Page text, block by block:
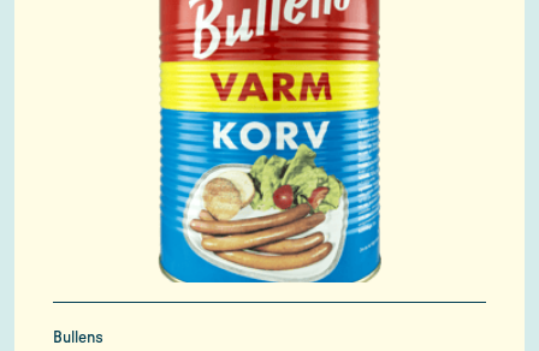
Bullens